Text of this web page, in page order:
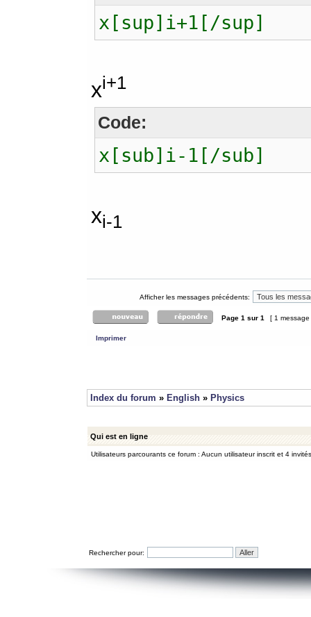
x[sup]i+1[/sup]
xi+1
Code:
x[sub]i-1[/sub]
xi-1
Afficher les messages précédents:
Page 1 sur 1 [ 1
Imprimer
Index du forum » English » Physics
Qui est en ligne
Utilisateurs parcourants ce forum : Aucun utilisateur inscrit et 4 invités
Rechercher pour: